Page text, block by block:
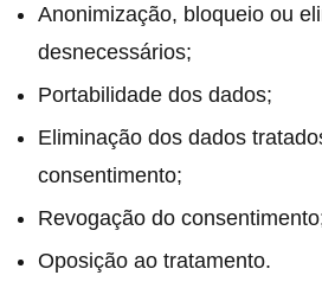
Anonimização, bloqueio ou
desnecessários;
Portabilidade dos dados;
Eliminação dos dados
consentimento;
Revogação do
Oposição ao tratamento.